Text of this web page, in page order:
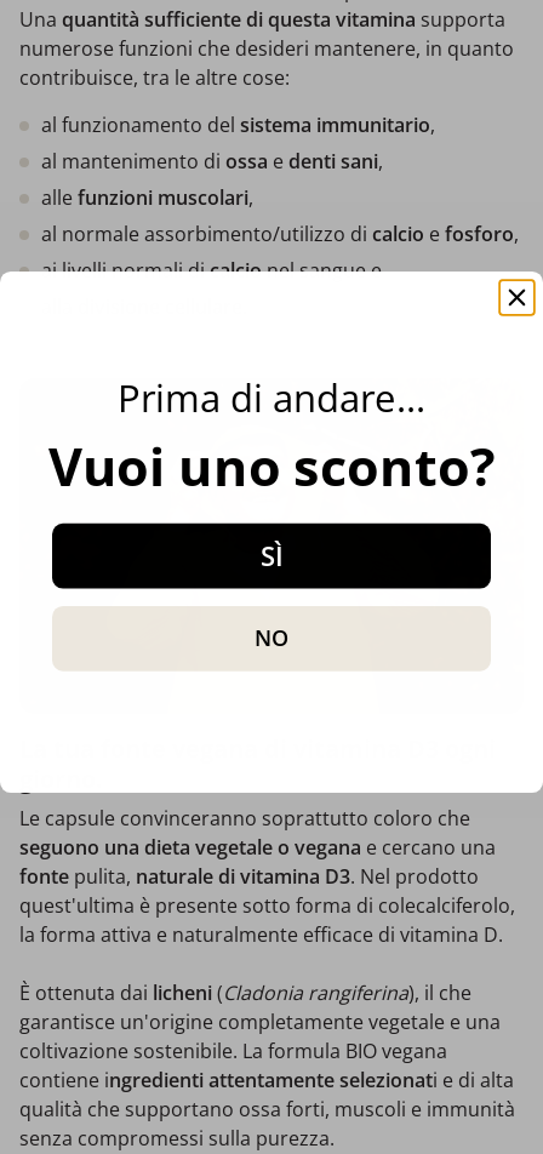
Una quantità sufficiente di questa vitamina supporta
numerose funzioni che desideri mantenere, in quanto
contribuisce, tra le altre cose:
al funzionamento del sistema immunitario,
al mantenimento di ossa e denti sani,
alle funzioni muscolari,
al normale assorbimento/utilizzo di calcio efosforo,
ai livelli normali dicalcionel sangue e
Le capsule convinceranno soprattutto coloro che
seguono una dieta vegetale o vegana e cercano una
fonte pulita, naturale di vitamina D3. Nel prodotto
quest'ultima è presente sotto forma di colecalciferolo,
la forma attiva e naturalmente efficace di vitamina D.
È ottenuta dai licheni(Cladonia rangiferina), il che
garantisce un'origine completamente vegetale e una
coltivazione sostenibile. La formula BIO vegana
contiene ingredienti attentamente selezionati e di alta
qualità che supportano ossa forti, muscoli e immunità
senza compromessi sulla purezza.
Prima di andare...
Vuoi uno sconto?
SÌ
NO